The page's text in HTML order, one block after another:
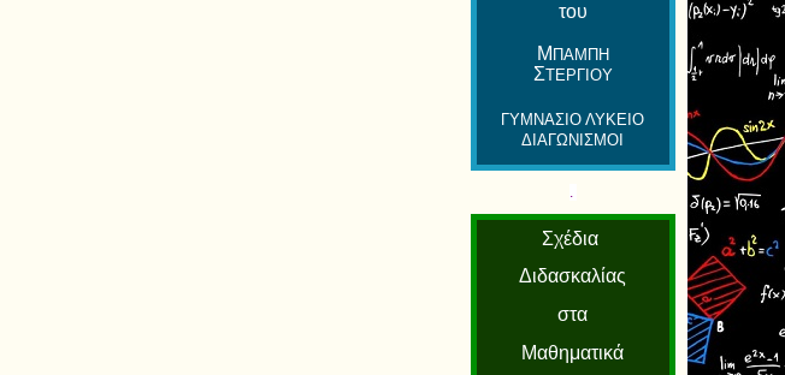
του
Μ ΠΑΜΠΗ
ΣΤΕΡΓΙΟΥ
ΓΥΜΝΑΣΙΟ ΛΥΚΕΙΟ
ΔΙΑΓΩΝΙΣΜΟΙ
.
Σχέδια
Διδασκαλίας
στα
Μαθηματικά